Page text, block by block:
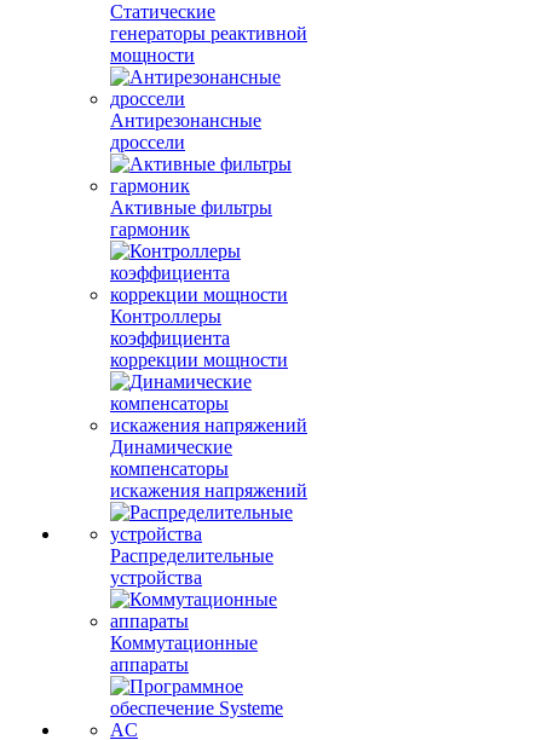
Статические
генераторы реактивной
мощности
Антирезонансные
дроссели
Активные фильтры
гармоник
Контроллеры
коэффициента
коррекции мощности
Динамические
компенсаторы
искажения напряжений
Распределительные
устройства
Коммутационные
аппараты